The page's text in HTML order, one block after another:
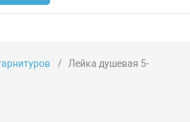
Лейка душевая 5-